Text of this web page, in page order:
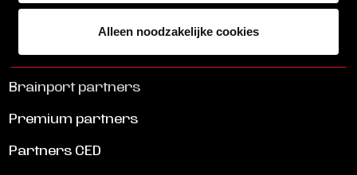
Alleen noodzakelijke cookies
Brainport partners
Premium partners
Partners CED